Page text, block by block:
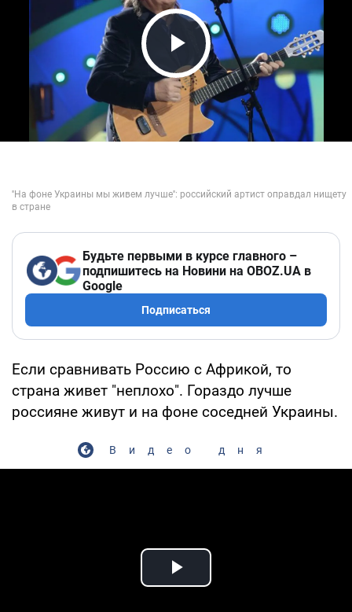
Play Video
Будьте первыми в курсе главного –
подпишитесь на Новини на OBOZ.UA в
Google
Подписаться
Если сравнивать Россию с Африкой, то
страна живет "неплохо". Гораздо лучше
россияне живут и на фоне соседней Украины.
Видео дня
Play Video